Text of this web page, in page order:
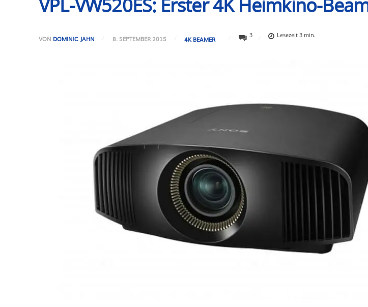
VPL-VW520ES: Erster 4K Heimkino-
VON DOMINIC JAHN 8. SEPTEMBER 2015 4K BEAMER
3 Lesezeit3 min.